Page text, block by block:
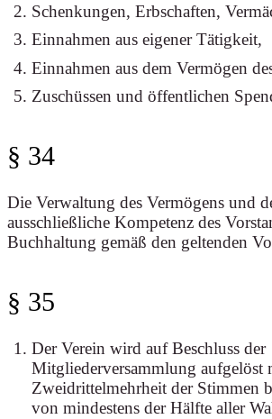
Schenkungen, Erbschaften,
Einnahmen aus eigener Tätigkeit,
Einnahmen aus dem Vermögen
Zuschüssen und öffentlichen
§ 34
Die Verwaltung des Vermögens und
ausschließliche Kompetenz des
Buchhaltung gemäß den geltenden
§ 35
Der Verein wird auf Beschluss der
Mitgliederversammlung aufgelöst
Zweidrittelmehrheit der Stimmen
von mindestens der Hälfte aller